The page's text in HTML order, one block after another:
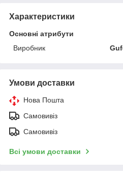
Характеристики
Основні атрибути
Виробник
Умови доставки
Нова Пошта
Самовивіз
Самовивіз
Всі умови доставки